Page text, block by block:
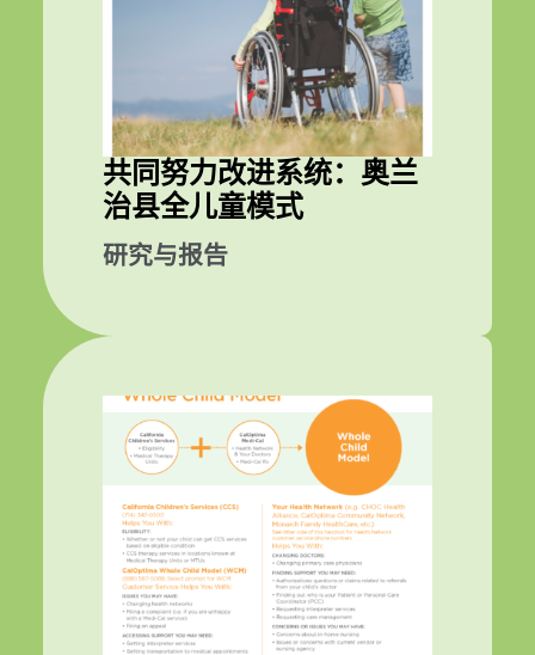
共同努力改进系统：奥兰
治县全儿童模式
研究与报告